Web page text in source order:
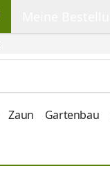
Zaun Gartenbau